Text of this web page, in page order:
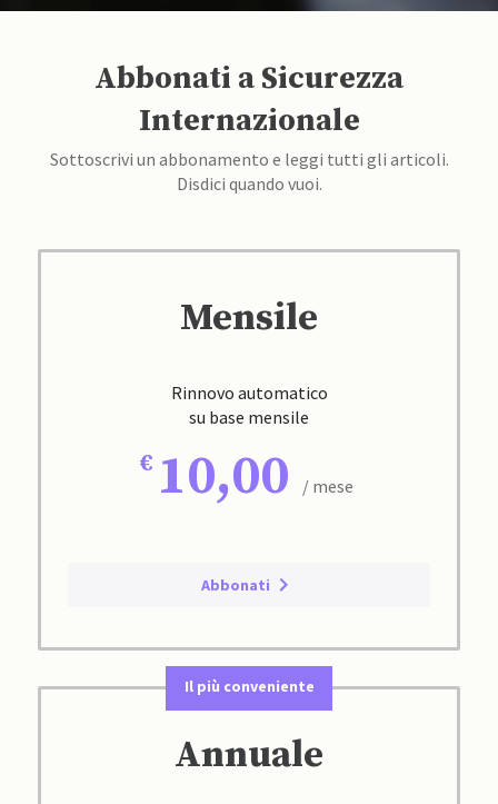
Abbonati a Sicurezza
Internazionale
Sottoscrivi un abbonamento e leggi tutti gli articoli.
Disdici quando vuoi.
Mensile
Rinnovo automatico
su base mensile
10,00 / mese
Abbonati
Il più conveniente
Annuale